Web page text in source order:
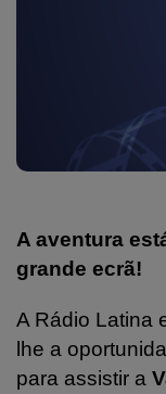
A aventura
grande ecrã!
A Rádio Latina
lhe a
para assistir a